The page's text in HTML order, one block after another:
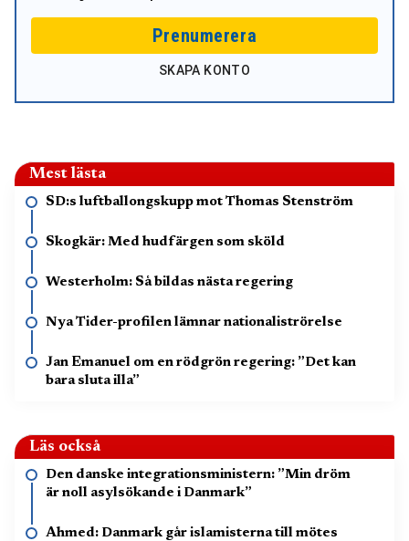
Prenumerera
SKAPA KONTO
Mest lästa
SD:s luftballongskupp mot Thomas Stenström
Skogkär: Med hudfärgen som sköld
Westerholm: Så bildas nästa regering
Nya Tider-profilen lämnar nationaliströrelse
Jan Emanuel om en rödgrön regering: ”Det kan
bara sluta illa”
Läs också
Den danske integrationsministern: ”Min dröm
är noll asylsökande i Danmark”
Ahmed: Danmark går islamisterna till mötes